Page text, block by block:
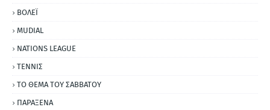
ΒΟΛΕΪ
MUDIAL
NATIONS LEAGUE
ΤΕΝΝΙΣ
ΤΟ ΘΕΜΑ ΤΟΥ ΣΑΒΒΑΤΟΥ
ΠΑΡΑΞΕΝΑ